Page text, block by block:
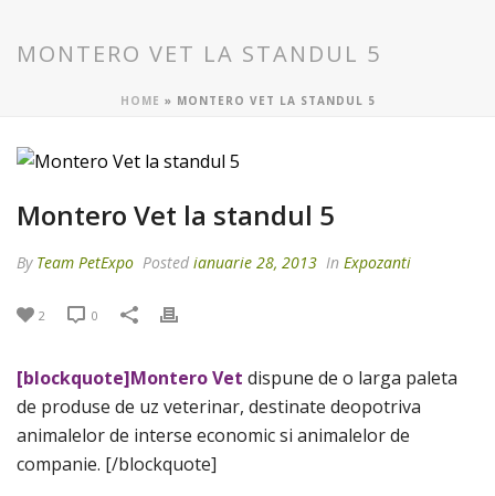
MONTERO VET LA STANDUL 5
HOME » MONTERO VET LA STANDUL 5
Montero Vet la standul 5
By Team PetExpo Posted ianuarie 28, 2013 In Expozanti
2 0
[blockquote]Montero Vet dispune de o larga paleta
de produse de uz veterinar, destinate deopotriva
animalelor de interse economic si animalelor de
companie. [/blockquote]